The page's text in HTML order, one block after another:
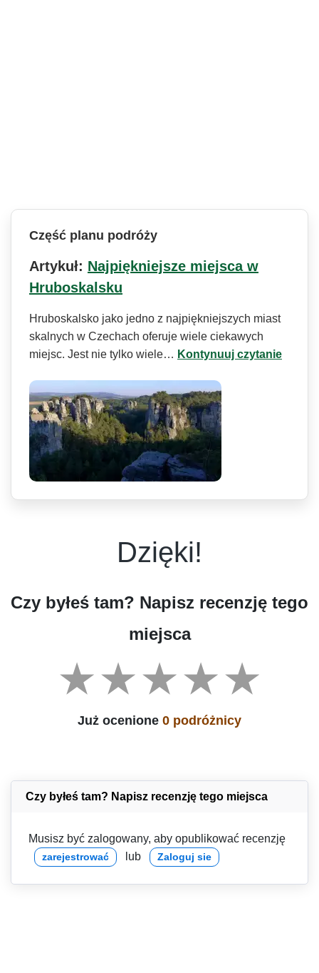
Część planu podróży
Artykuł: Najpiękniejsze miejsca w
Hruboskalsku
Hruboskalsko jako jedno z najpiękniejszych miast
skalnych w Czechach oferuje wiele ciekawych
miejsc. Jest nie tylko wiele… Kontynuuj czytanie
Dzięki!
Czy byłeś tam? Napisz recenzję tego
miejsca
Już ocenione 0 podróżnicy
Czy byłeś tam? Napisz recenzję tego miejsca
Musisz być zalogowany, aby opublikować recenzję
zarejestrować lub Zaloguj sie